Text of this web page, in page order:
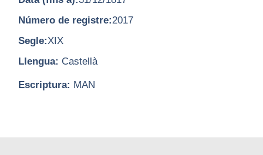
Número de registre:2017
Segle:XIX
Llengua: Castellà
Escriptura: MAN